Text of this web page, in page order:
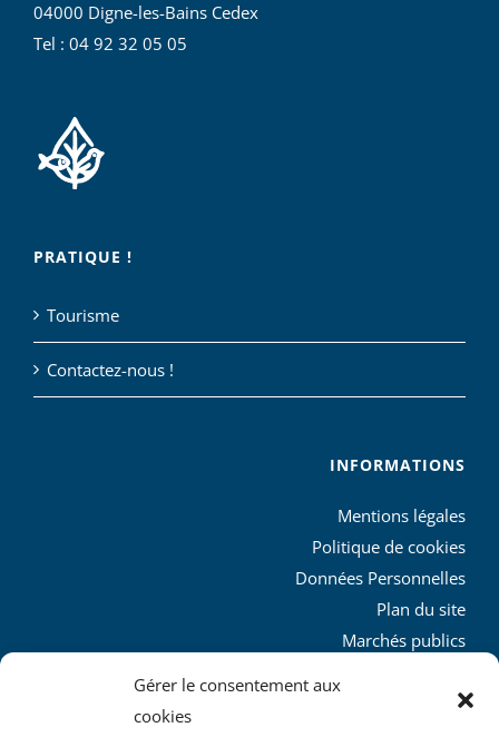
Gérer le consentement aux
cookies
04000 Digne-les-Bains Cedex
Tel : 04 92 32 05 05
PRATIQUE !
Tourisme
Contactez-nous !
INFORMATIONS
Mentions légales
Politique de cookies
Données Personnelles
Plan du site
Marchés publics
L’agglo recrute